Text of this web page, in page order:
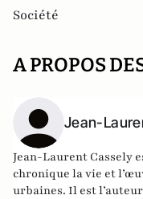
Société
A PROPOS
Jean-
Jean-Laurent Cassely
chronique la vie et
urbaines. Il est